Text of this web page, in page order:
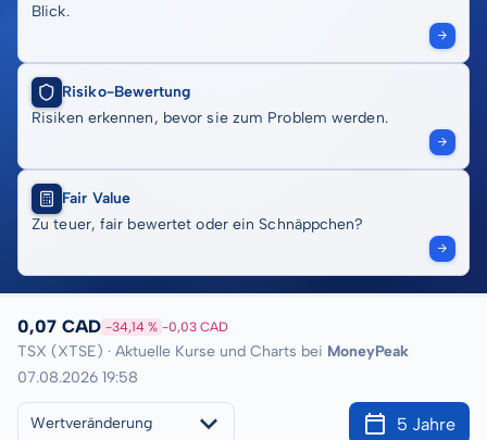
Blick.
Risiko-Bewertung
Risiken erkennen, bevor sie zum Problem werden.
Fair Value
Zu teuer, fair bewertet oder ein Schnäppchen?
0,07 CAD -34,14 % -0,03 CAD
TSX (XTSE) · Aktuelle Kurse und Charts bei MoneyPeak
07.08.2026 19:58
Wertveränderung 5 Jahre